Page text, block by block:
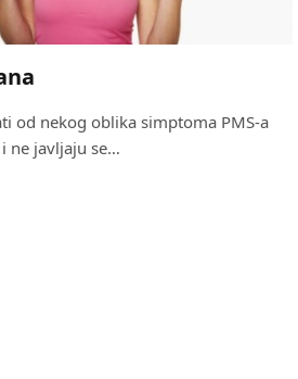
od nekog oblika simptoma PMS-a
ne javljaju se…